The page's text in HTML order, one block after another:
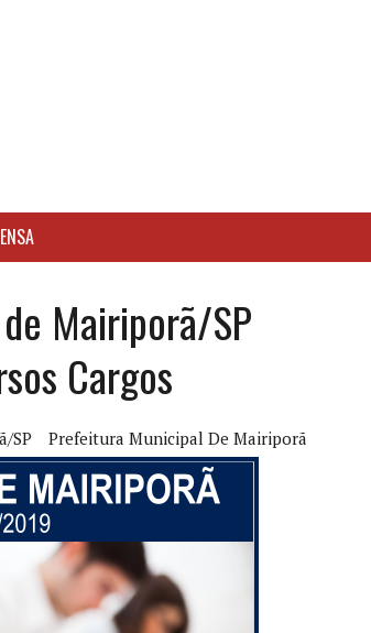
Mairiporã/SP
Cargos
SP Prefeitura Municipal De Mairiporã